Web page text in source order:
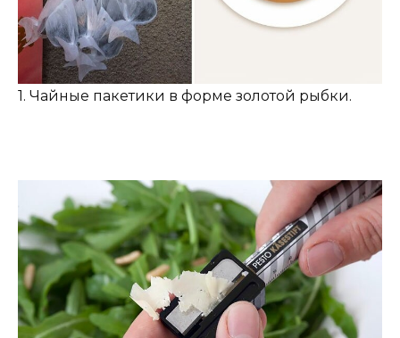
1. Чайные пакетики в форме золотой рыбки.